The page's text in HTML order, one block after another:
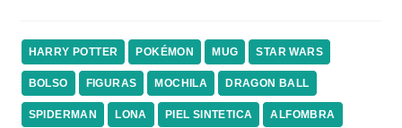
HARRY POTTER POKÉMON MUG STAR WARS
BOLSO FIGURAS MOCHILA DRAGON BALL
SPIDERMAN LONA PIEL SINTETICA ALFOMBRA